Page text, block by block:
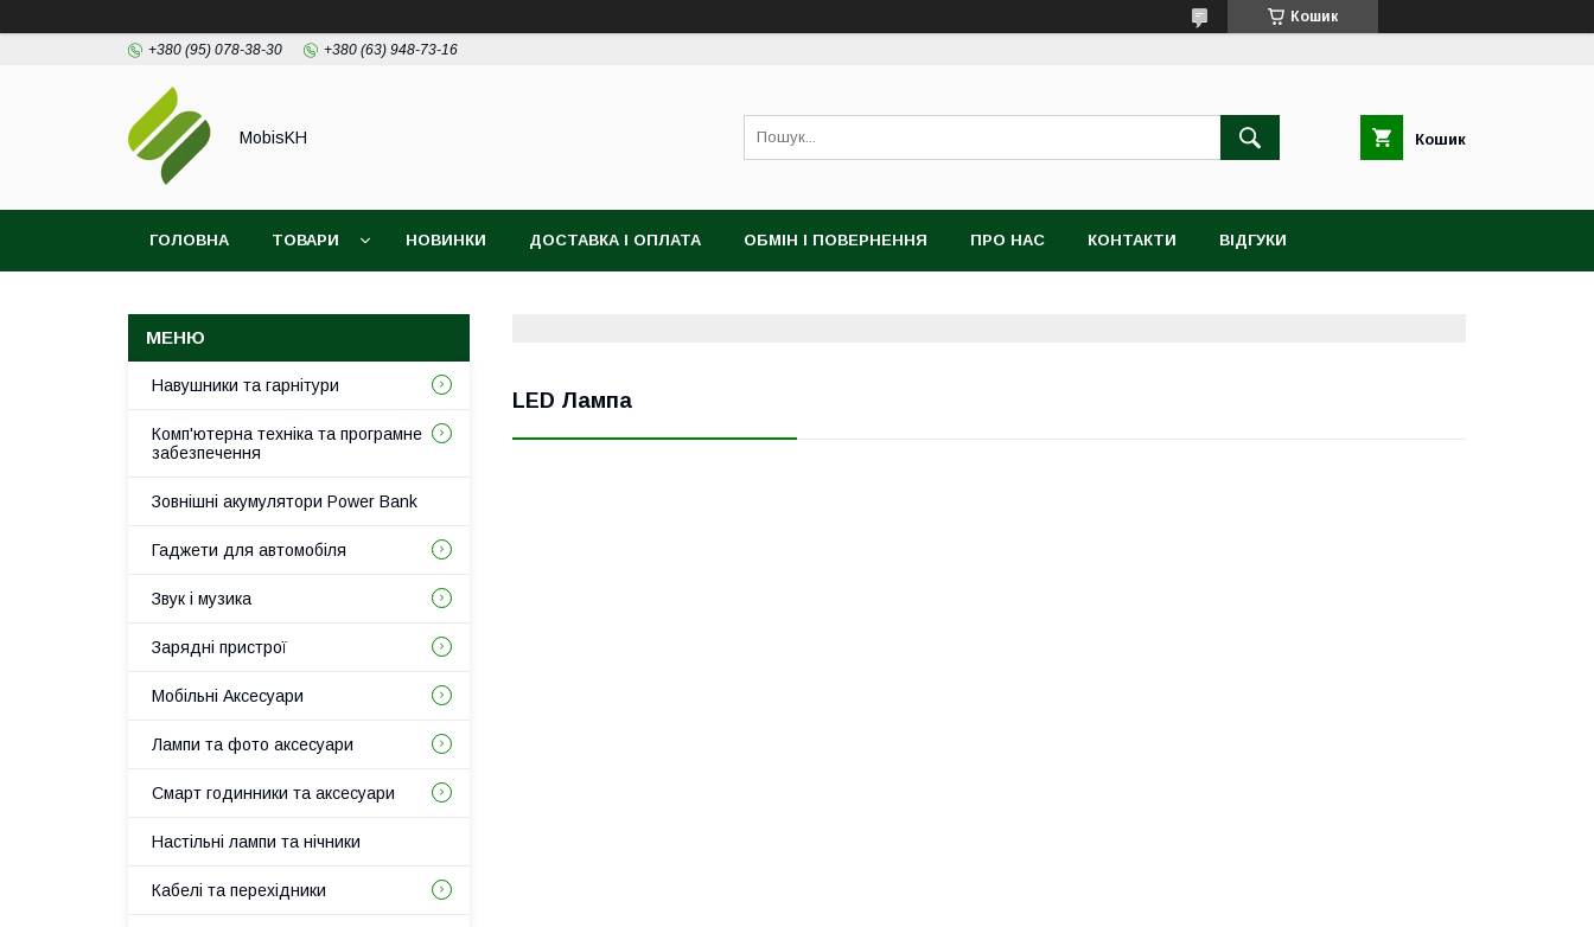
Кошик
+380 (95) 078-38-30 +380 (63) 948-73-16
MobisKH Кошик
ГОЛОВНА ТОВАРИ НОВИНКИ ДОСТАВКА І ОПЛАТА ОБМІН І ПОВЕРНЕННЯ ПРО НАС КОНТАКТИ ВІДГУКИ
LED Лампа
Навушники та гарнітури
Комп'ютерна техніка та програмне
забезпечення
Зовнішні акумулятори Power Bank
Гаджети для автомобіля
Звук і музика
Зарядні пристрої
Мобільні Аксесуари
Лампи та фото аксесуари
Смарт годинники та аксесуари
Настільні лампи та нічники
Кабелі та перехідники